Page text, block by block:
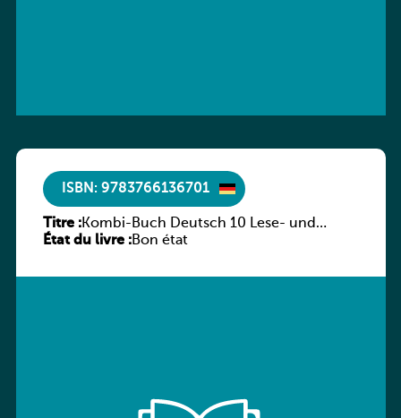
ISBN: 9783766136701
Titre :Kombi-Buch Deutsch 10 Lese- und
Sprachbuch
État du livre :Bon état